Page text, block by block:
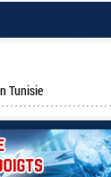
Tunisie